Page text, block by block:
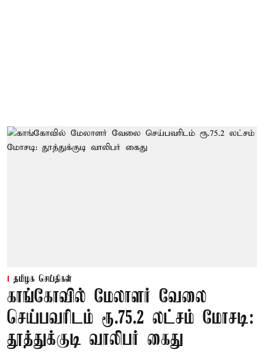
தமிழக செய்திகள்
காங்கோவில் மேலாளர் வேலை
செய்பவரிடம் ரூ.75.2 லட்சம் மோசடி:
தூத்துக்குடி வாலிபர் கைது